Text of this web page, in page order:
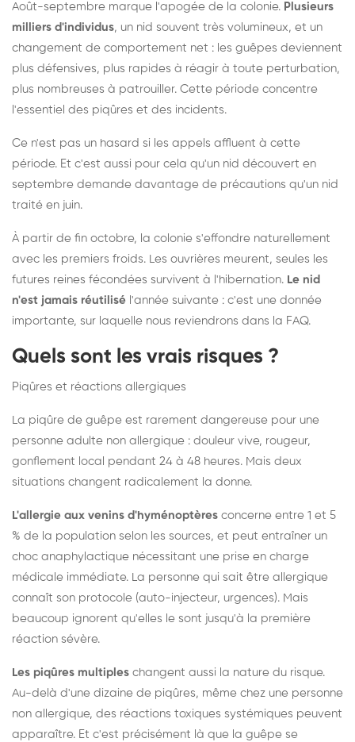
Août-septembre marque l'apogée de la colonie. Plusieurs
milliers d'individus, un nid souvent très volumineux, et un
changement de comportement net : les guêpes deviennent
plus défensives, plus rapides à réagir à toute perturbation,
plus nombreuses à patrouiller. Cette période concentre
l'essentiel des piqûres et des incidents.
Ce n'est pas un hasard si les appels affluent à cette
période. Et c'est aussi pour cela qu'un nid découvert en
septembre demande davantage de précautions qu'un nid
traité en juin.
À partir de fin octobre, la colonie s'effondre naturellement
avec les premiers froids. Les ouvrières meurent, seules les
futures reines fécondées survivent à l'hibernation. Le nid
n'est jamais réutilisé l'année suivante : c'est une donnée
importante, sur laquelle nous reviendrons dans la FAQ.
Quels sont les vrais risques ?
Piqûres et réactions allergiques
La piqûre de guêpe est rarement dangereuse pour une
personne adulte non allergique : douleur vive, rougeur,
gonflement local pendant 24 à 48 heures. Mais deux
situations changent radicalement la donne.
L'allergie aux venins d'hyménoptères concerne entre 1 et 5
% de la population selon les sources, et peut entraîner un
choc anaphylactique nécessitant une prise en charge
médicale immédiate. La personne qui sait être allergique
connaît son protocole (auto-injecteur, urgences). Mais
beaucoup ignorent qu'elles le sont jusqu'à la première
réaction sévère.
Les piqûres multiples changent aussi la nature du risque.
Au-delà d'une dizaine de piqûres, même chez une personne
non allergique, des réactions toxiques systémiques peuvent
apparaître. Et c'est précisément là que la guêpe se